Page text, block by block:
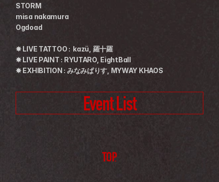
STORM
misa nakamura
Ogdoad
✸ LIVE TATTOO :  kazü, 羅十羅
✸ LIVE PAINT : RYUTARO, EightBall
✸ EXHIBITION : みなみぱりす, MYWAY KHAOS
Event List
TOP